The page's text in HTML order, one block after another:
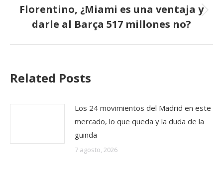
Publicación
siguiente:
Florentino, ¿Miami es una ventaja y
darle al Barça 517 millones no?
Related Posts
Los 24 movimientos del Madrid en este
mercado, lo que queda y la duda de la
guinda
7 agosto, 2026